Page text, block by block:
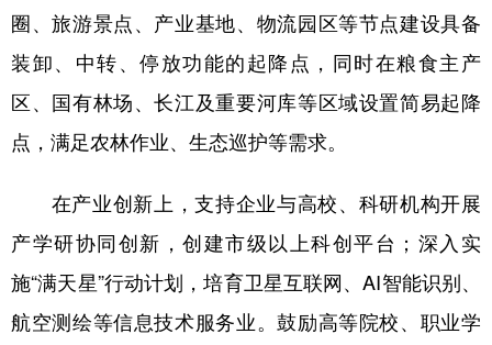
圈、旅游景点、产业基地、物流园区等节点建设具备
装卸、中转、停放功能的起降点，同时在粮食主产
区、国有林场、长江及重要河库等区域设置简易起降
点，满足农林作业、生态巡护等需求。
在产业创新上，支持企业与高校、科研机构开展
产学研协同创新，创建市级以上科创平台；深入实
施“满天星”行动计划，培育卫星互联网、AI智能识别、
航空测绘等信息技术服务业。鼓励高等院校、职业学